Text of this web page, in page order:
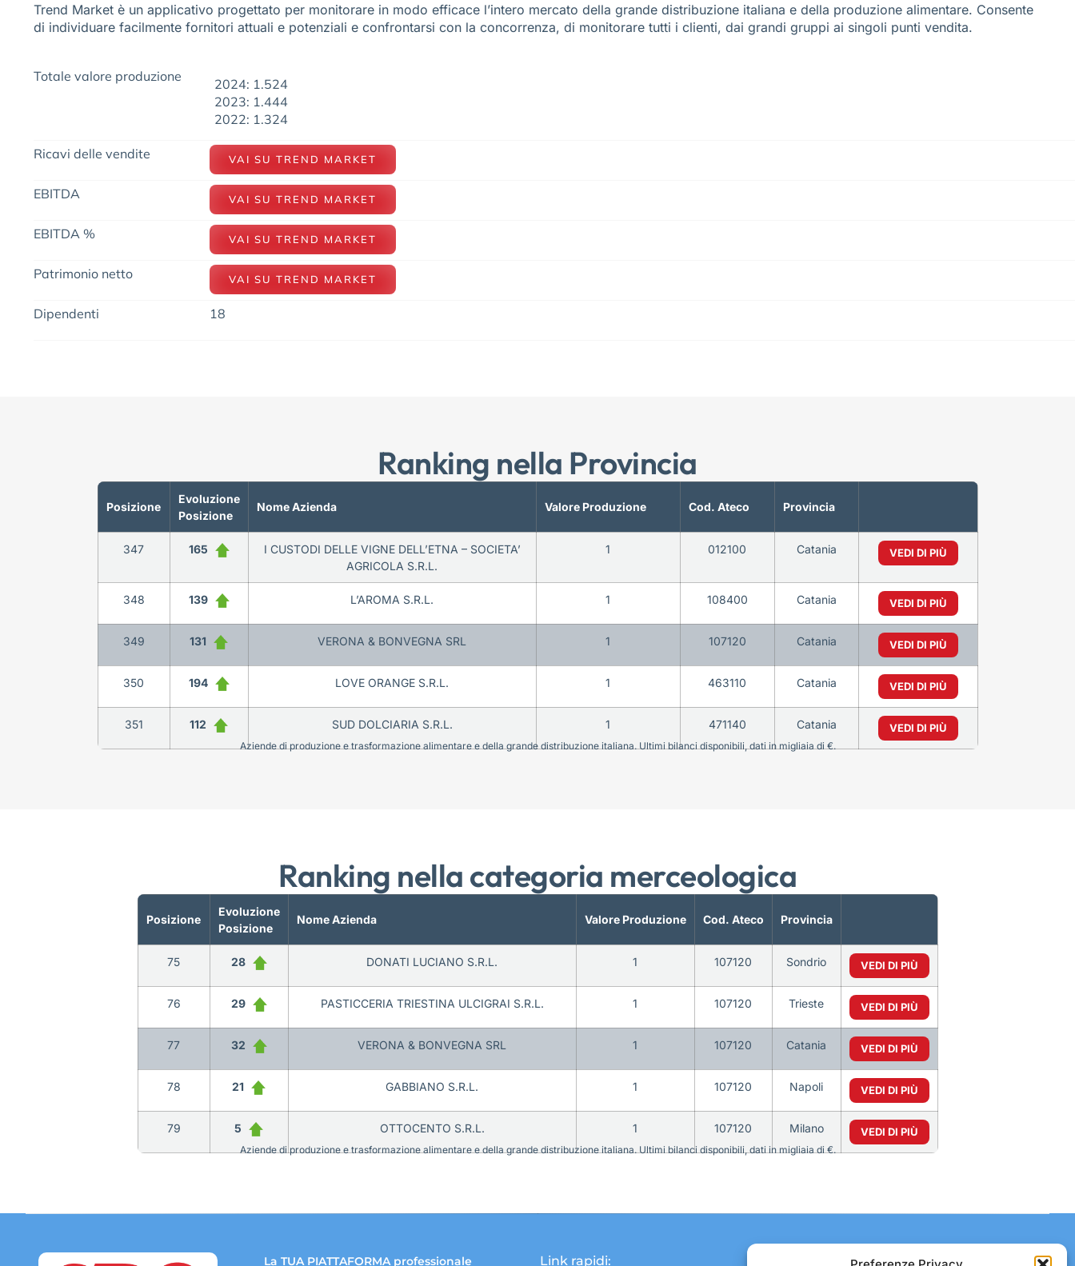
Trend Market è un applicativo progettato per monitorare in modo efficace l’intero mercato della grande distribuzione italiana e della produzione alimentare. Consente
di individuare facilmente fornitori attuali e potenziali e confrontarsi con la concorrenza, di monitorare tutti i clienti, dai grandi gruppi ai singoli punti vendita.
Totale valore produzione
2024: 1.524
2023: 1.444
2022: 1.324
Ricavi delle vendite VAI SU TREND MARKET
EBITDA VAI SU TREND MARKET
EBITDA % VAI SU TREND MARKET
Patrimonio netto VAI SU TREND MARKET
Dipendenti 18
Ranking nella Provincia
Posizione
Evoluzione
Posizione
Nome Azienda Valore Produzione Cod. Ateco Provincia
347 165
I CUSTODI DELLE VIGNE DELL’ETNA – SOCIETA’
AGRICOLA S.R.L.
1 012100 Catania VEDI DI PIÙ
348 139 L’AROMA S.R.L. 1 108400 Catania VEDI DI PIÙ
349 131 VERONA & BONVEGNA SRL 1 107120 Catania VEDI DI PIÙ
350 194 LOVE ORANGE S.R.L. 1 463110 Catania VEDI DI PIÙ
351 112 SUD DOLCIARIA S.R.L. 1 471140 Catania VEDI DI PIÙ
Aziende di produzione e trasformazione alimentare e della grande distribuzione italiana. Ultimi bilanci disponibili, dati in migliaia di €.
Ranking nella categoria merceologica
Posizione
Evoluzione
Posizione
Nome Azienda Valore Produzione Cod. Ateco Provincia
75 28 DONATI LUCIANO S.R.L. 1 107120 Sondrio VEDI DI PIÙ
76 29 PASTICCERIA TRIESTINA ULCIGRAI S.R.L. 1 107120 Trieste VEDI DI PIÙ
77 32 VERONA & BONVEGNA SRL 1 107120 Catania VEDI DI PIÙ
78 21 GABBIANO S.R.L. 1 107120 Napoli VEDI DI PIÙ
79 5 OTTOCENTO S.R.L. 1 107120 Milano VEDI DI PIÙ
Aziende di produzione e trasformazione alimentare e della grande distribuzione italiana. Ultimi bilanci disponibili, dati in migliaia di €.
La TUA PIATTAFORMA professionale Link rapidi: